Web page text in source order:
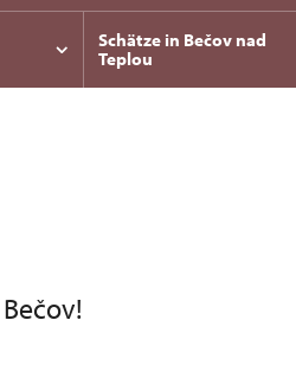
Schätze in Bečov nad
Teplou